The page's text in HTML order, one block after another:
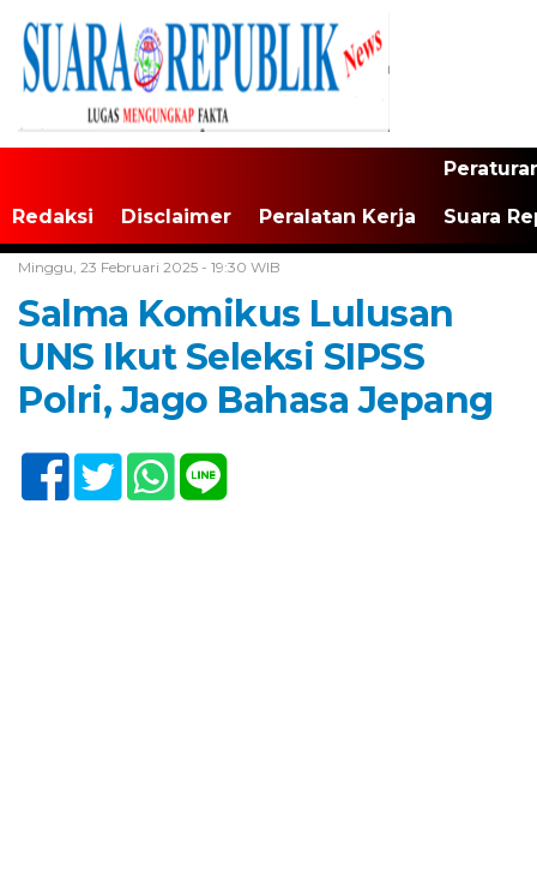
Redaksi Disclaimer Peralatan Kerja Suara
Minggu, 23 Februari 2025 - 19:30 WIB
Salma Komikus Lulusan
UNS Ikut Seleksi SIPSS
Polri, Jago Bahasa Jepang